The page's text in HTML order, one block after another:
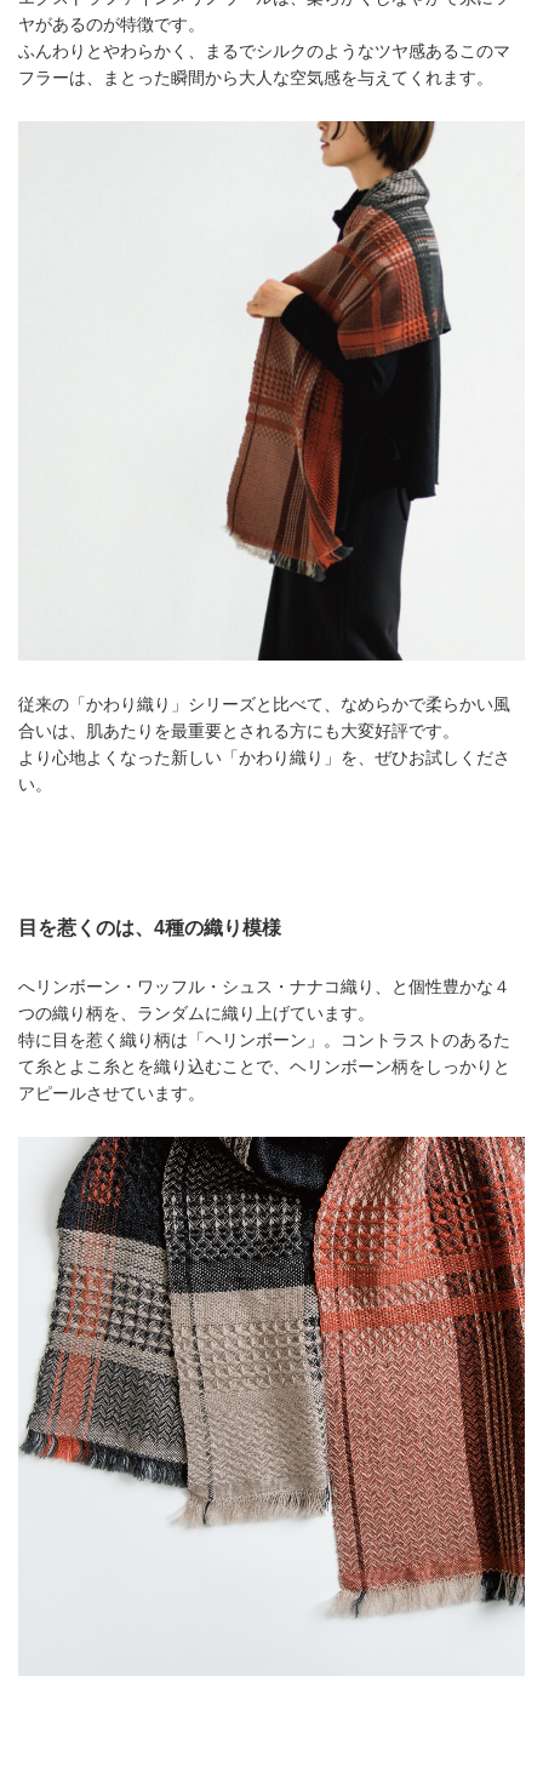
ヤがあるのが特徴です。
ふんわりとやわらかく、まるでシルクのようなツヤ感あるこのマ
フラーは、まとった瞬間から大人な空気感を与えてくれます。
従来の「かわり織り」シリーズと比べて、なめらかで柔らかい風
合いは、肌あたりを最重要とされる方にも大変好評です。
より心地よくなった新しい「かわり織り」を、ぜひお試しくださ
い。
目を惹くのは、4種の織り模様
へリンボーン・ワッフル・シュス・ナナコ織り、と個性豊かな４
つの織り柄を、ランダムに織り上げています。
特に目を惹く織り柄は「ヘリンボーン」。コントラストのあるた
て糸とよこ糸とを織り込むことで、ヘリンボーン柄をしっかりと
アピールさせています。